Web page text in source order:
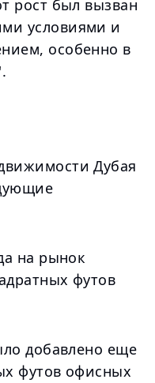
рост был вызван
условиями и
особенно в
Дубая
на рынок
футов
добавлено еще
футов офисных